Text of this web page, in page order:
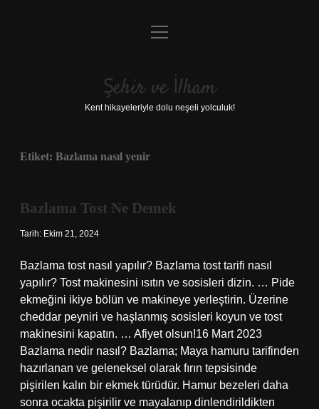
Anasayfa
Yasal Uyarı
menüyü
Şehir ve İlham
Kent hikayeleriyle dolu neşeli yolculuk!
Etiket: Bazlama nasıl yenir
Bazlama Tost Ne Demek
Tarih: Ekim 21, 2024
Bazlama tost nasıl yapılır? Bazlama tost tarifi nasıl
yapılır? Tost makinesini ısıtın ve sosisleri dizin. … Pide
ekmeğini ikiye bölün ve makineye yerleştirin. Üzerine
cheddar peyniri ve haşlanmış sosisleri koyun ve tost
makinesini kapatın. … Afiyet olsun!16 Mart 2023
Bazlama nedir nasıl? Bazlama; Maya hamuru tarifinden
hazırlanan ve geleneksel olarak fırın tepsisinde
pişirilen kalın bir ekmek türüdür. Hamur bezeleri daha
sonra ocakta pişirilir ve mayalanıp dinlendirildikten